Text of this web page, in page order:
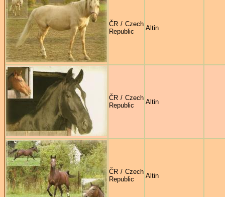
ČR / Czech
Republic
Altin
ČR / Czech
Republic
Altin
ČR / Czech
Republic
Altin